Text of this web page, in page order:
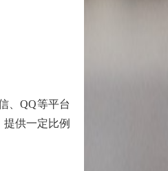
、QQ等平台
供一定比例